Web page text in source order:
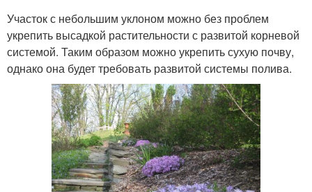
Участок с небольшим уклоном можно без проблем
укрепить высадкой растительности с развитой корневой
системой. Таким образом можно укрепить сухую почву,
однако она будет требовать развитой системы полива.